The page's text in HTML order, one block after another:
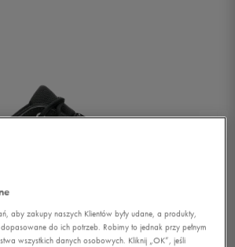
aby zakupy naszych Klientów były udane, a produkty,
do ich potrzeb. Robimy to jednak przy pełnym
wszystkich danych osobowych. Kliknij „OK”, jeśli